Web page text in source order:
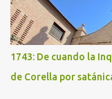
1743: De cuando la
de Corella por